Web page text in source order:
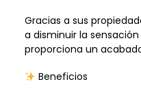
Gracias a sus
a disminuir la
proporciona un
Beneficios